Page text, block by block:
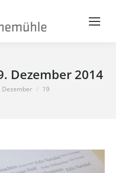
Dezember 2014
hier:
Dezember 19